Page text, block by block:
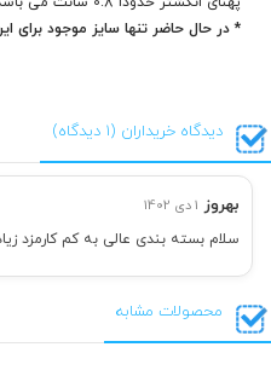
* در حال حاضر تنها سایز موجود برای این مدل،
دیدگاه خریداران (1 دیدگاه)
بهروز 1 دی 1402
سلام بسته بندی عالی به کم کارمزد
محصولات مشابه